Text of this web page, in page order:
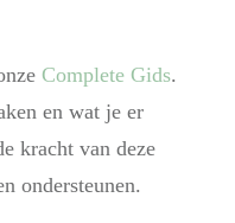
Complete Gids.
en wat je er
kracht van deze
ondersteunen.